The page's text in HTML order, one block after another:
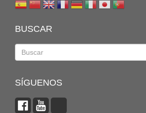
BUSCAR
SÍGUENOS